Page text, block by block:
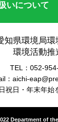
いについて
知県環境局環
環境活動推
TEL：052-
：aichi-
祝日・年末年始
Department of